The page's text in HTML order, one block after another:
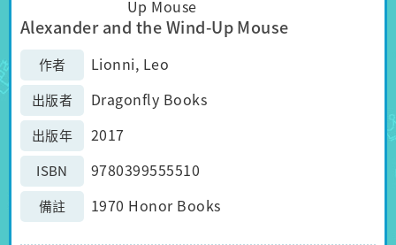
Alexander and the Wind-Up Mouse
作者 Lionni, Leo
出版者 Dragonfly Books
出版年 2017
ISBN 9780399555510
備註 1970 Honor Books